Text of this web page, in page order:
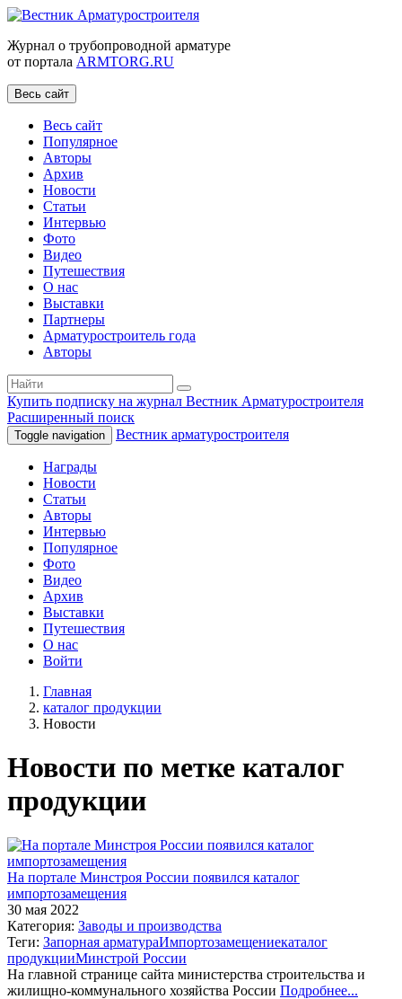
Журнал о трубопроводной арматуре
от портала ARMTORG.RU
Весь сайт
Весь сайт
Популярное
Авторы
Архив
Новости
Статьи
Интервью
Фото
Видео
Путешествия
О нас
Выставки
Партнеры
Арматуростроитель года
Авторы
Купить подписку на журнал Вестник Арматуростроителя
Расширенный поиск
Toggle navigation Вестник арматуростроителя
Награды
Новости
Статьи
Авторы
Интервью
Популярное
Фото
Видео
Архив
Выставки
Путешествия
О нас
Войти
Главная
каталог продукции
Новости
Новости по метке каталог
продукции
На портале Минстроя России появился каталог
импортозамещения
30 мая 2022
Категория: Заводы и производства
Теги: Запорная арматураИмпортозамещениекаталог
продукцииМинстрой России
На главной странице сайта министерства строительства и
жилищно-коммунального хозяйства России Подробнее...